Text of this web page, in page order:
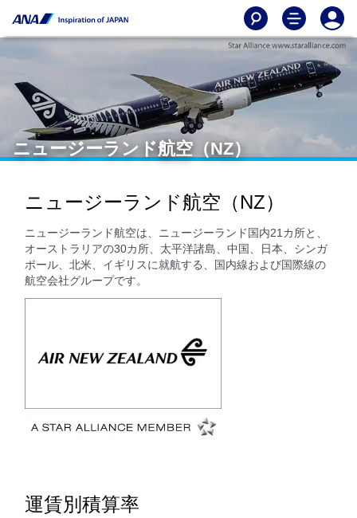
ニュージーランド航空（NZ）
ニュージーランド航空（NZ）
ニュージーランド航空は、ニュージーランド国内21カ所と、
オーストラリアの30カ所、太平洋諸島、中国、日本、シンガ
ポール、北米、イギリスに就航する、国内線および国際線の
航空会社グループです。
運賃別積算率